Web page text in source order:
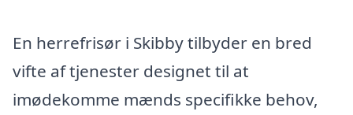
En herrefrisør i Skibby tilbyder en bred
vifte af tjenester designet til at
imødekomme mænds specifikke behov,